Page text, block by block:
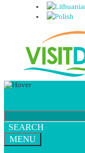
SEARCH
MENU